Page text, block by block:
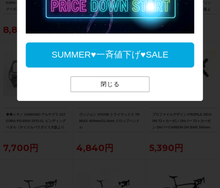
SUMMER♥一斉値下げ♥SALE
閉じる
EGRA PD-R8000 SPD-SL ビンディン
グペダル（サイクルパラダイス大阪よ
8,800円
EGRA PD-R8000 SPD-SL ビンディン
グペダル（サイクルパラダイス大阪よ
り配送）
8,800円
EGRA PD-R8000 SPD-SL ビンディン
グペダル（サイクルパラダイス大阪よ
り配送）
8,800円
◆◆シマノ SHIMANO アルテグラ ULT
EGRA PD-6800 SPD-SL ビンディング
ペダル（サイクルパラダイス大阪より
7,700円
ヴィジョン VISION トライマックス TR
IMAX 400mm/31.8mm ドロップハンド
ル
4,840円
プロファイルデザイン PROFILE DESI
GN T2＋カーボン DHバー T2＋カーボ
ン DHバーCARBON DH BAR 340mm
5,390円